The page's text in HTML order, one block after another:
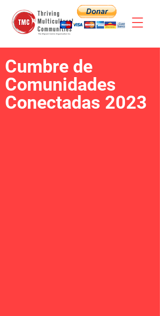
Cumbre de
Comunidades
Conectadas 2023